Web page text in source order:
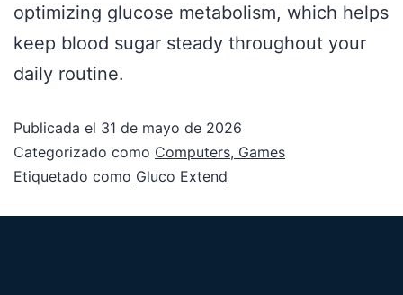
optimizing glucose metabolism, which helps
keep blood sugar steady throughout your
daily routine.
Publicada el 31 de mayo de 2026
Categorizado como Computers, Games
Etiquetado como Gluco Extend